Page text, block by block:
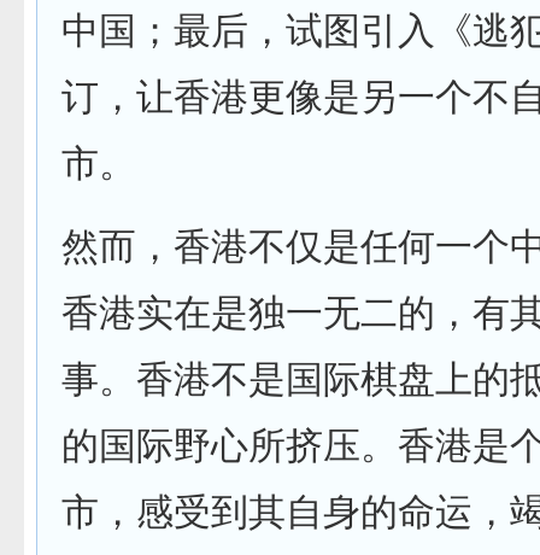
中国；最后，试图引入《逃
订，让香港更像是另一个不
市。
然而，香港不仅是任何一个
香港实在是独一无二的，有
事。香港不是国际棋盘上的
的国际野心所挤压。香港是
市，感受到其自身的命运，